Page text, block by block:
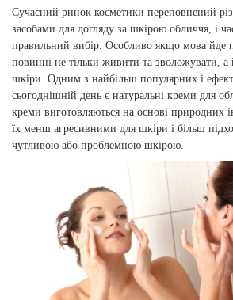
Сучасний ринок косметики переповнений
засобами для догляду за шкірою обличчя, і
правильний вибір. Особливо якщо мова йде
повинні не тільки живити та зволожувати,
шкіри. Одним з найбільш популярних і
сьогоднішній день є натуральні креми для
креми виготовляються на основі природних
їх менш агресивними для шкіри і більш
чутливою або проблемною шкірою.